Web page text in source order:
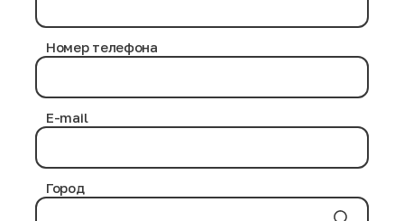
Номер телефона
E-mail
Город